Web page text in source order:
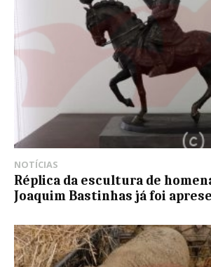
NOTÍCIAS
Réplica da escultura de
Joaquim Bastinhas já foi